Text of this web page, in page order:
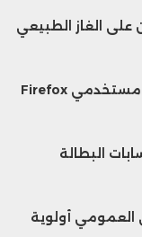
على الغاز الطبيعي
تحذير أمني في المغرب من ثغرة تهدد مستخدمي Firefox
حسابات البطالة
أولوية